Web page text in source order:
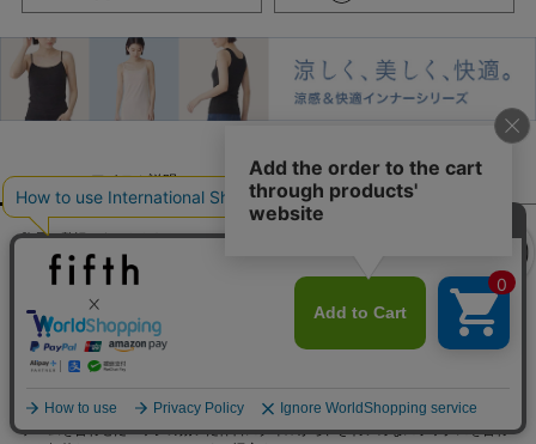
アイテム説明 素材・サイズ
胸元に贅沢にあしらわれたフリルデザインが、都会的で洗練されたクラス感を醸し
出す一着です。
シャープなキーネックに添えられた艶やかなパールボタンが知的なアクセントとな
り、纏うだけで今季らしい「こなれ感」とドラマティックな奥行きを演出。
顔周りを華やかに彩る立体的なフリルが、凛とした大人の佇まいを叶えつつ、圧倒
的な着映えを約束してくれます。
柔らかな素材感が日常の所作を優雅に引き立て、一枚で主役級の存在感を放ちなが
デニムを合わせたエッジの効いた休日スタイルから、きれいめなスラックスを合わ
クーポンを取得